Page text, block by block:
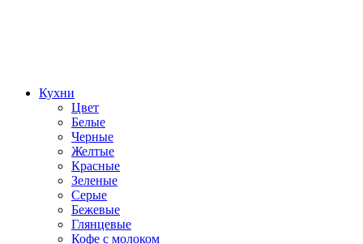
Кухни
Цвет
Белые
Черные
Желтые
Красные
Зеленые
Серые
Бежевые
Глянцевые
Кофе с молоком